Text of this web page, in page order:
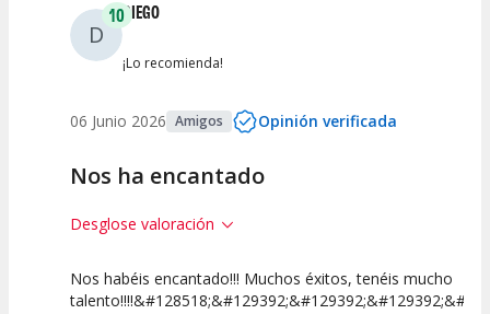
Entre 0 y 2
D
10DIEGO
¡Lo recomienda!
06 Junio 2026 Amigos Opinión verificada
Nos ha encantado
Desglose valoración
10 10 10
Nos habéis encantado!!! Muchos éxitos, tenéis mucho